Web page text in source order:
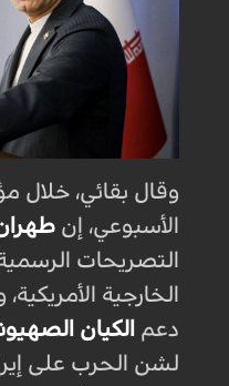
وقال بقائي، خلال
الأسبوعي، إن
التصريحات
الخارجية
دعم الكيان
لشن الحرب على